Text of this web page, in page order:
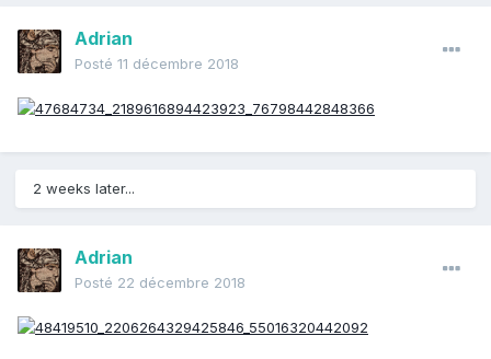
Adrian
Posté 11 décembre 2018
2 weeks later...
Adrian
Posté 22 décembre 2018